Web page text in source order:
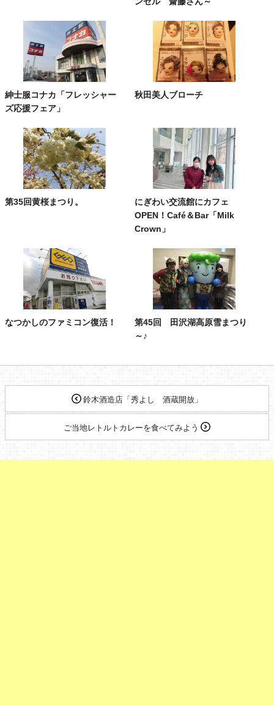
紳士服コナカ「フレッシャー
ズ応援フェア」
秋田美人ブローチ
第35回黄桜まつり。
にぎわい交流館にカフェ
OPEN！Café＆Bar「Milk
Crown」
なつかしのファミコン復活！
第45回 田沢湖高原雪まつり
～♪
鈴木酒造店「秀よし 酒蔵開放」
ご当地レトルトカレーを食べてみよう